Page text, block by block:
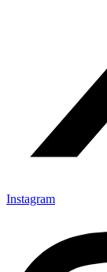
Instagram